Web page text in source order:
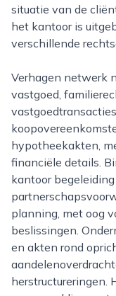
situatie van de
het kantoor is
verschillende
Verhagen netwerk notarissen heeft een sterke focus op
vastgoed,
hypotheekakten,
financiële details.
kantoor
planning, met oog
beslissingen.
en akten rond
herstructureringen.